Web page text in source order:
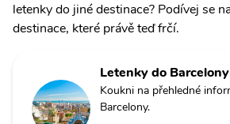
letenky do jiné destinace? Podívej se
destinace, které právě teď frčí.
Letenky do Barcelony
Koukni na přehledné
Barcelony.